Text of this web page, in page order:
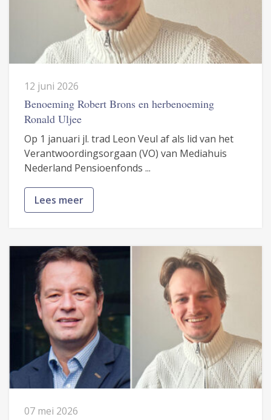
12 juni 2026
Benoeming Robert Brons en herbenoeming
Ronald Uljee
Op 1 januari jl. trad Leon Veul af als lid van het
Verantwoordingsorgaan (VO) van Mediahuis
Nederland Pensioenfonds ...
Lees meer
07 mei 2026